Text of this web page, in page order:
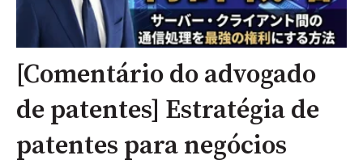
[Comentário do advogado
de patentes] Estratégia de
patentes para negócios